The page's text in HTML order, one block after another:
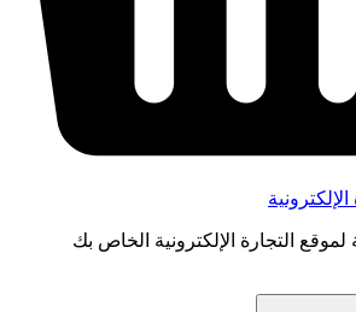
التجارة الإلكترونية الخاص بك